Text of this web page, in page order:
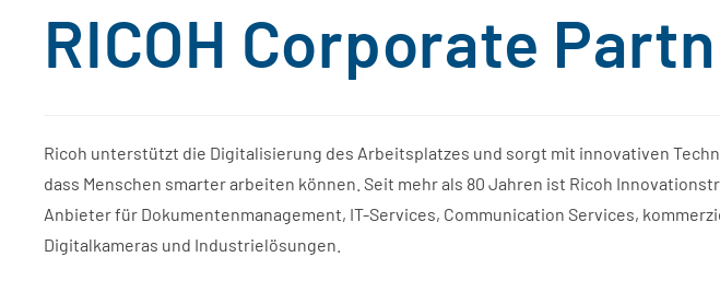
RICOH Corporate
Ricoh unterstützt die Digitalisierung des Arbeitsplatzes und sorgt mit innovativen
dass Menschen smarter arbeiten können. Seit mehr als 80 Jahren ist Ricoh
Anbieter für Dokumentenmanagement, IT-Services, Communication Services,
Digitalkameras und Industrielösungen.